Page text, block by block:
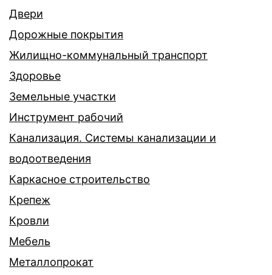
Двери
Дорожные покрытия
Жилищно-коммунальный транспорт
Здоровье
Земельные участки
Инструмент рабочий
Канализация. Системы канализации и
водоотведения
Каркасное строительство
Крепеж
Кровли
Мебель
Металлопрокат